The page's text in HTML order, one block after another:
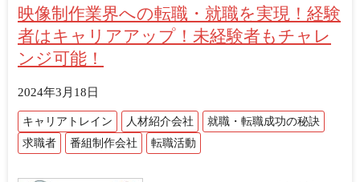
映像制作業界への転職・就職を実現！経験
者はキャリアアップ！未経験者もチャレ
ンジ可能！
2024年3月18日
キャリアトレイン 人材紹介会社
就職・転職成功の秘訣
求職者
番組制作会社 転職活動